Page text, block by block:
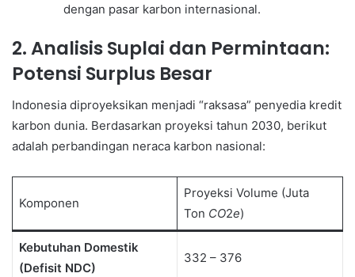
dengan pasar karbon internasional.
2. Analisis Suplai dan Permintaan:
Potensi Surplus Besar
Indonesia diproyeksikan menjadi “raksasa” penyedia kredit
karbon dunia. Berdasarkan proyeksi tahun 2030, berikut
adalah perbandingan neraca karbon nasional:
Komponen
Proyeksi Volume (Juta
Ton CO2​e)
Kebutuhan Domestik
(Defisit NDC)
332 – 376